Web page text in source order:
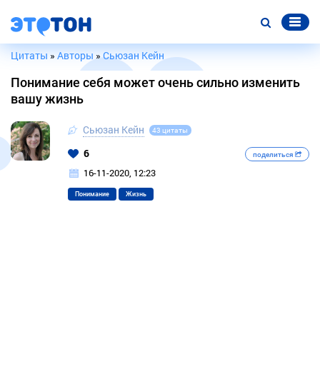
Цитаты » Авторы »Сьюзан Кейн
Понимание себя может очень сильно изменить
вашу жизнь
Сьюзан Кейн 43 цитаты
6 поделиться
16-11-2020, 12:23
Понимание Жизнь